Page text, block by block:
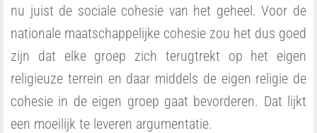
nu juist de sociale cohesie van het geheel. Voor de
nationale maatschappelijke cohesie zou het dus goed
zijn dat elke groep zich terugtrekt op het eigen
religieuze terrein en daar middels de eigen religie de
cohesie in de eigen groep gaat bevorderen. Dat lijkt
een moeilijk te leveren argumentatie.